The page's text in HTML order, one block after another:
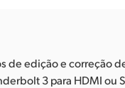
de edição e correção
3 para HDMI ou